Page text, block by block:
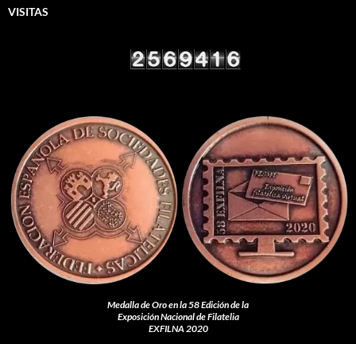
VISITAS
Medalla de Oro en la 58 Edición de la
Exposición Nacional de Filatelia
EXFILNA 2020